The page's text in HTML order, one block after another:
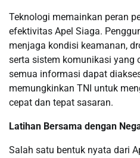
Teknologi memainkan peran
efektivitas Apel Siaga.
menjaga kondisi keamanan,
serta sistem komunikasi yang
semua informasi dapat
memungkinkan TNI untuk
cepat dan tepat sasaran.
Latihan Bersama dengan
Salah satu bentuk nyata dari